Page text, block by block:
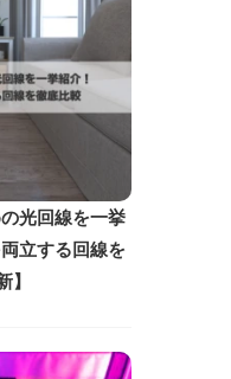
光回線を一挙
立する回線を